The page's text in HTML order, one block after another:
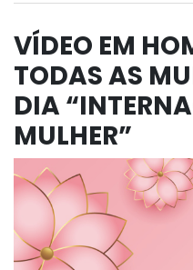
VÍDEO EM
TODAS AS
DIA
MULHER”